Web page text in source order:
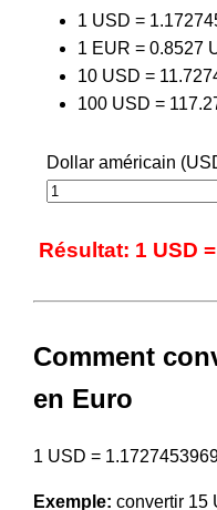
1 USD =
1 EUR = 0.8527
10 USD =
100 USD =
Dollar américain
Résultat: 1 USD
Comment
en Euro
1 USD =
Exemple: convertir 15